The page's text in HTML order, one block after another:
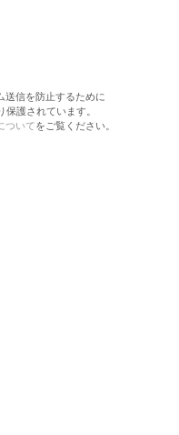
送信を防止するために
保護されています。
ついてをご覧ください。